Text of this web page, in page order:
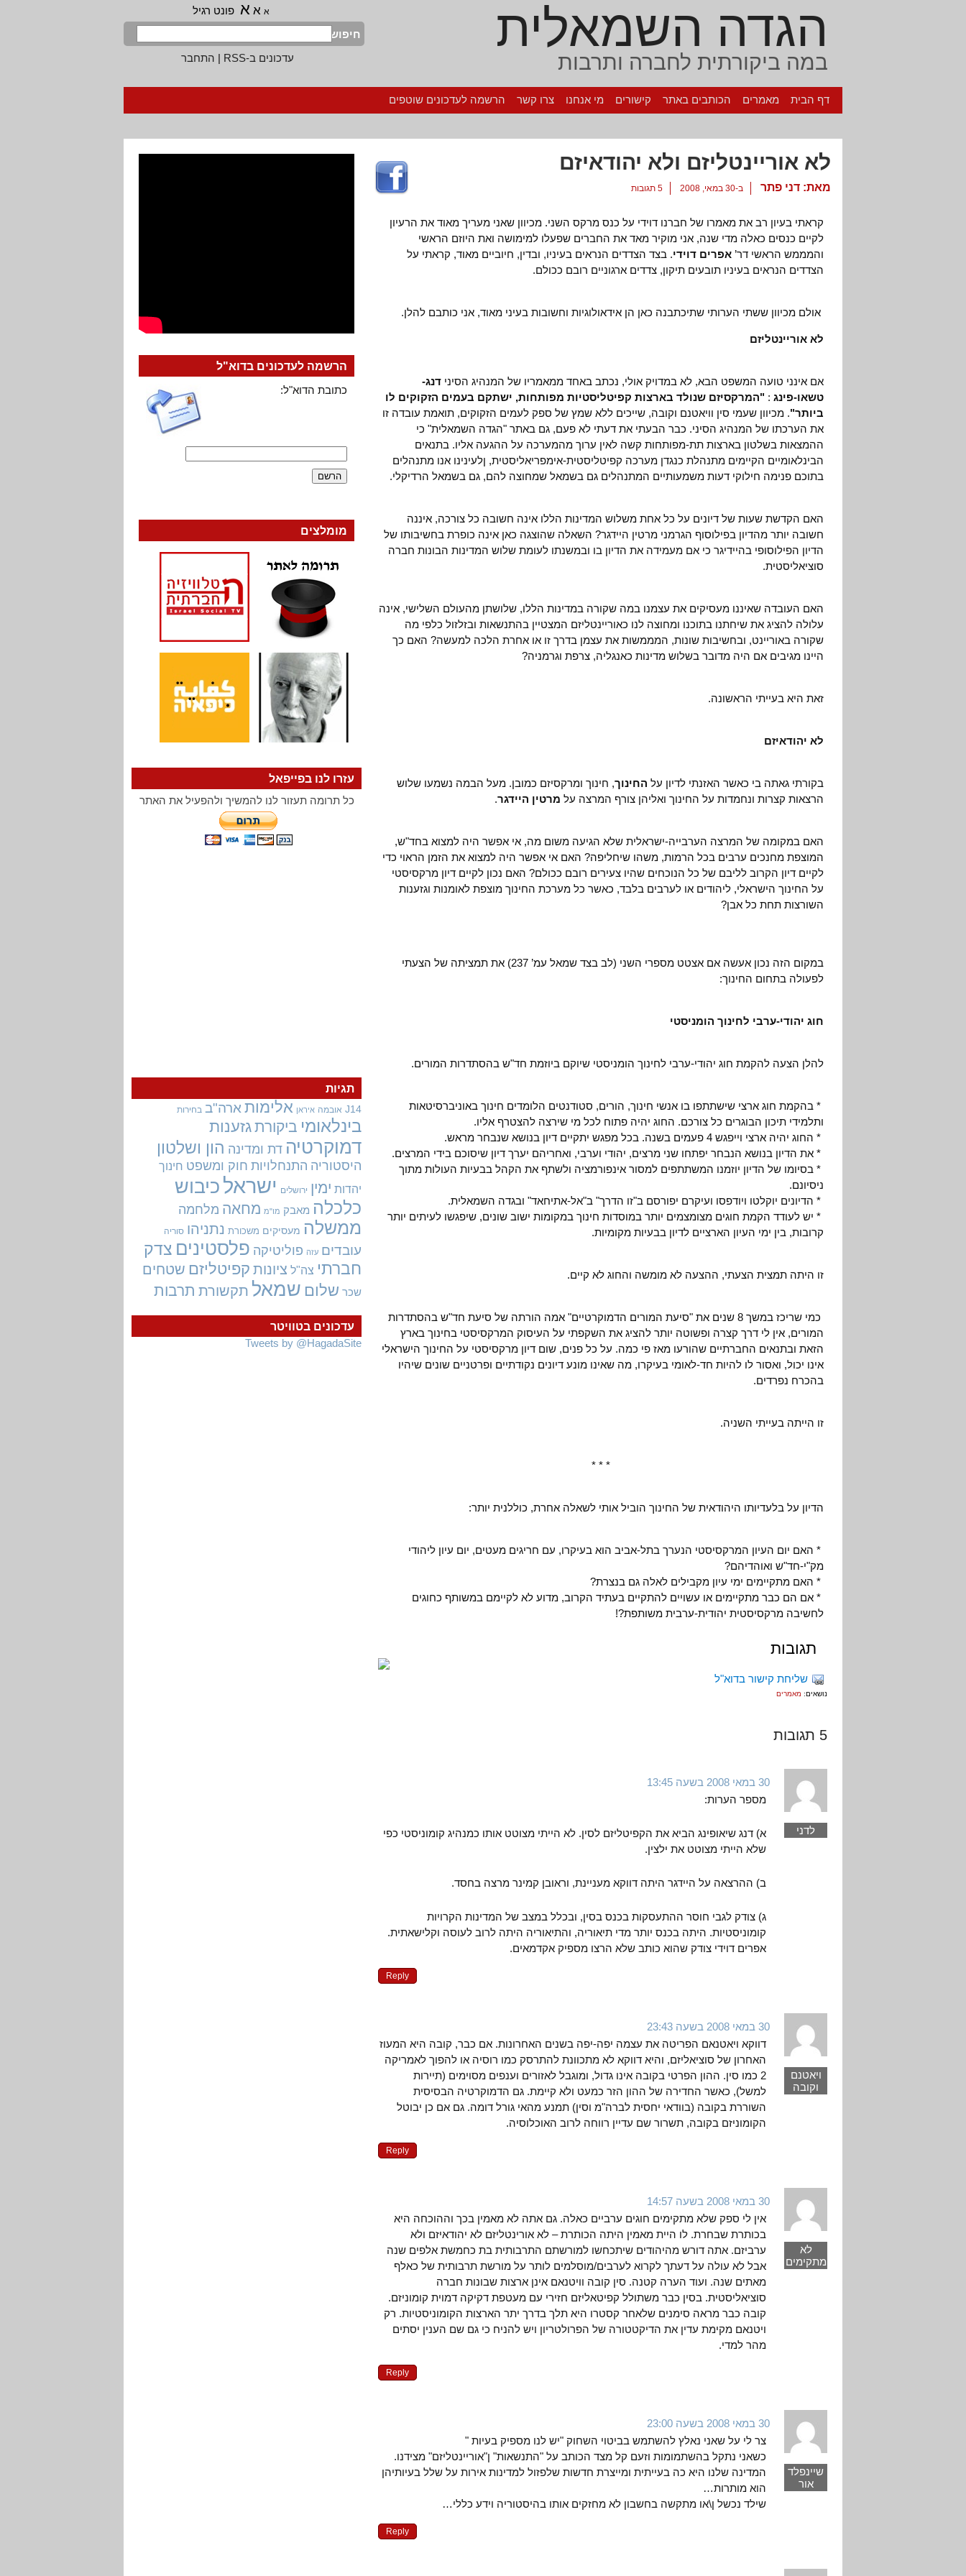
הגדה השמאלית
במה ביקורתית לחברה ותרבות
א א א פונט רגיל
חיפוש
עדכונים ב-RSS
| התחבר
דף הבית מאמרים הכותבים באתר קישורים מי אנחנו צרו קשר הרשמה לעדכונים שוטפים
לא אוריינטליזם ולא יהודאיזם
מאת: דני פתר ב-30 במאי, 2008 5 תגובות
קראתי בעיון רב את מאמרו של חברנו דוידי על כנס מרקס השני. מכיוון שאני מעריך מאוד את הרעיון
לקיים כנסים כאלה מדי שנה, אני מוקיר מאד את החברים שפעלו למימושה ואת היוזם הראשי
והמממש הראשי דר’ אפרים דוידי. בצד הצדדים הנראים בעיניו, ובדין, חיוביים מאוד, קראתי על
הצדדים הנראים בעיניו תובעים תיקון, צדדים ארגוניים רובם ככולם.
אולם מכיוון ששתי הערותי שתיכתבנה כאן הן אידאולוגיות וחשובות בעיני מאוד, אני כותבם להלן.
לא אוריינטליזם
אם אינני טועה המשפט הבא, לא במדויק אולי, נכתב באחד ממאמריו של המנהיג הסיני דנג-
טשאו-פינג : "המרקסיזם שנולד בארצות קפיטליסטיות מפותחות, ישתקם בעמים הזקוקים לו
ביותר". מכיוון שעמי סין וויאטנם וקובה, שייכים ללא שמץ של ספק לעמים הזקוקים, תואמת עובדה זו
את הערכתו של המנהיג הסיני. כבר הבעתי את דעתי לא פעם, גם באתר "הגדה השמאלית" כי
ההמצאות בשלטון בארצות תת-מפותחות קשה לאין ערוך מהמערכה על ההגעה אליו. בתנאים
הבינלאומיים הקיימים מתנהלת כנגדן מערכה קפיטליסטית-אימפריאליסטית, ןלעינינו אנו מתנהלים
בתוכם פנימה חילוקי דעות משמעותיים המתנהלים גם בשמאל שמחוצה להם, גם בשמאל הרדיקלי.
האם הקדשת שעות של דיונים על כל אחת משלוש המדינות הללו אינה חשובה כל צורכה, איננה
חשובה יותר מהדיון בפילוסוף הגרמני מרטין היידגר? השאלה שהוצגה כאן אינה כופרת בחשיבותו של
הדיון הפילוסופי בהיידיגר כי אם מעמידה את הדיון בו ובמשנתו לעומת שלוש המדינות הבונות חברה
סוציאליסטית.
האם העובדה שאיננו מעסיקים את עצמנו במה שקורה במדינות הללו, שלושתן מהעולם השלישי, אינה
עלולה להציג את שיחתנו בתוכנו ומחוצה לנו כאוריינטליזם המצטיין בהתנשאות ובזלזול כלפי מה
שקורה באוריינט, ובחשיבות שונות, המממשות את עצמן בדרך זו או אחרת הלכה למעשה? האם כך
היינו מגיבים אם היה מדובר בשלוש מדינות כאנגליה, צרפת וגרמניה?
זאת היא בעייתי הראשונה.
לא יהודאיזם
בקורתי גאתה בי כאשר האזנתי לדיון על החינוך, חינוך ומרקסיזם כמובן. מעל הבמה נשמעו שלוש
הרצאות קצרות ונחמדות על החינוך ואליהן צורף המרצה על מרטין היידגר.
האם במקומה של המרצה הערבייה-ישראלית שלא הגיעה משום מה, אי אפשר היה למצוא בחד"ש,
המוצפת מחנכים ערבים בכל הרמות, משהו שיחליפה? האם אי אפשר היה למצוא את הזמן הראוי כדי
לקיים דיון הקרוב לליבם של כל הנוכחים שהיו צעירים רובם ככולם? האם נכון לקיים דיון מרקסיסטי
על החינוך הישראלי, ליהודים או לערבים בלבד, כאשר כל מערכת החינוך מוצפת לאומנות וגזענות
השורצות תחת כל אבן?
במקום הזה נכון אעשה אם אצטט מספרי השני (לב בצד שמאל עמ’ 237) את תמציתה של הצעתי
לפעולה בתחום החינוך:
חוג יהודי-ערבי לחינוך הומניסטי
להלן הצעה להקמת חוג יהודי-ערבי לחינוך הומניסטי שיוקם ביוזמת חד"ש בהסתדרות המורים.
* בהקמת חוג ארצי שישתתפו בו אנשי חינוך, הורים, סטודנטים הלומדים חינוך באוניברסיטאות
ותלמידי תיכון הבוגרים כל צורכם. החוג יהיה פתוח לכל מי שירצה להצטרף אליו.
* החוג יהיה ארצי וייפגש 4 פעמים בשנה. בכל מפגש יתקיים דיון בנושא שנבחר מראש.
* את הדיון בנושא הנבחר יפתחו שני מרצים, יהודי וערבי, ואחריהם יערך דיון שיסוכם בידי המרצים.
* בסיומו של הדיון יוזמנו המשתתפים למסור אינפורמציה ולשתף את הקהל בבעיות העולות מתוך
ניסיונם.
* הדיונים יוקלטו ויודפסו ועיקרם יפורסם ב"זו הדרך" ב"אל-אתיחאד" ובגדה השמאלית.
* יש לעודד הקמת חוגים מצומצמים יותר במוסדות חינוך במקומות ישוב שונים, שיפגשו לעיתים יותר
קרובות, בין ימי העיון הארציים לדיון בבעיות מקומיות.
זו היתה תמצית הצעתי, ההצעה לא מומשה והחוג לא קיים.
כמי שריכז במשך 8 שנים את "סיעת המורים הדמוקרטיים" אמה הורתה של סיעת חד"ש בהסתדרות
המורים, אין לי דרך קצרה ופשוטה יותר להציג את השקפתי על העיסוק המרקסיסטי בחינוך בארץ
הזאת ובתנאים החברתיים שהורעו מאז פי כמה. על כל פנים, שום דיון מרקסיסטי על החינוך הישראלי
אינו יכול, ואסור לו להיות חד-לאומי בעיקרו, מה שאינו מונע דיונים נקודתיים ופרטניים שונים שיהיו
בהכרח נפרדים.
זו הייתה בעייתי השניה.
* * *
הדיון על בלעדיותו היהודאית של החינוך הוביל אותי לשאלה אחרת, כוללנית יותר:
* האם יום העיון המרקסיסטי הנערך בתל-אביב הוא בעיקרו, עם חריגים מעטים, יום עיון ליהודי
מק"י-חד"ש ואוהדיהם?
* האם מתקיימים ימי עיון מקבילים לאלה גם בנצרת?
* אם הם כבר מתקיימים או עשויים להתקיים בעתיד הקרוב, מדוע לא לקיימם במשותף כחוגים
לחשיבה מרקסיסטית יהודית-ערבית משותפת?!
תגובות
שליחת קישור בדוא"ל
נושאים: מאמרים
5 תגובות
לדני
30 במאי 2008 בשעה 13:45
מספר הערות:
א) דנג שיאופינג הביא את הקפיטליזם לסין. לא הייתי מצוטט אותו כמנהיג קומוניסטי כפי
שלא הייתי מצוטט את ילצין.
ב) ההרצאה על היידגר היתה דווקא מעניינת, וראובן קמינר מרצה בחסד.
ג) צודק לגבי חוסר ההתעסקות בכנס בסין, ובכלל במצב של המדינות הקרויות
קומוניסטיות. היתה בכנס יותר מדי תיאוריה, והתיאוריה היתה לרוב לעוסה וקלישאתית.
אפרים דוידי צודק שהוא כותב שלא הרצו מספיק אקדמאים.
Reply
ויאטנם
וקובה
30 במאי 2008 בשעה 23:43
דווקא ויאטנאם הפריטה את עצמה יפה-יפה בשנים האחרונות. אם כבר, קובה היא המעוז
האחרון של סוציאליזם, והיא דווקא לא מתכוונת להתרסק כמו רוסיה או להפוך לאמריקה
2 כמו סין. ההון הפרטי בקובה אינו גדול, ומוגבל לאזורים וענפים מסוימים (תיירות
למשל), כאשר החדירה של ההון הזר כמעט ולא קיימת. גם הדמוקרטיה הבסיסית
השוררת בקובה (בוודאי יחסית לברה"מ וסין) תמנע מהאי גורל דומה. גם אם כן יבוטל
הקומוניזם בקובה, תשרור שם עדיין רווחה לרוב האוכלוסיה.
Reply
לא
מתקימים
30 במאי 2008 בשעה 14:57
אין לי ספק שלא מתקימים חוגים ערביים כאלה. גם אתה לא מאמין בכך וההוכחה היא
בכותרת שבחרת. לו היית מאמין היתה הכותרת – לא אורינטליזם לא יהודאיזם ולא
ערביזם. אתה דורש מהיהודים שיתכחשו למורשתם התרבותית בת כחמשת אלפים שנה
אבל לא עולה על דעתך לקרוא לערבים/מוסלמים לותר על מורשת תרבותית של כאלף
מאתים שנה. ועוד הערה קטנה. סין קובה וויטנאם אינן ארצות שבונות חברה
סוציאליסטית. בסין כבר משתולל קפיטאליזם חזירי עם מעטפת דקיקה דמוית קומוניזם.
קובה כבר מראה סימנים שלאחר קסטרו היא תלך בדרך יתר הארצות הקומוניסטיות. רק
ויטנאם מקימת עדין את הדיקטטורה של הפרולטריון ויש להניח כי גם שם הענין יסתים
מהר למדי.
Reply
שיינפלד
אור
30 במאי 2008 בשעה 23:00
צר לי על שאני נאלץ להשתמש בביטוי השחוק "יש לנו מספיק בעיות "
כשאני נתקל בהשתמומות וזעם קל מצד הכותב על "התנשאות" ן"אוריינטליזם" מצידנו.
המדינה שלנו היא כה בעייתית ומייצרת חדשות שלפזול למדינות אירות על שלל בעיותיהן
הוא מותרות…
שילד נכשל ן\או מתקשה בחשבון לא מחזקים אותו בהיסטוריה וידע כללי…
Reply
הרשמה לעדכונים בדוא"ל
כתובת הדוא"ל:
מומלצים
עזרו לנו בפייפאל
כל תרומה תעזור לנו להמשיך ולהפעיל את האתר
עדכונים בטוויטר
Tweets by @HagadaSite
תגיות
J14 אובמה איראן אלימות ארה"ב בחירות
בינלאומי ביקורתגזענות
דמוקרטיה דת ומדינה הון ושלטון
היסטוריה התנחלויות חוק ומשפט חינוך
יהדות ימין ירושלים ישראל כיבוש
כלכלה מאבק מו"מ מחאה מלחמה
ממשלה מעסיקים משכורת נתניהו סוריה
עובדים עזה פוליטיקה פלסטינים צדק
חברתי צה"ל ציונות קפיטליזם שטחים
שכר שלום שמאל תקשורת תרבות